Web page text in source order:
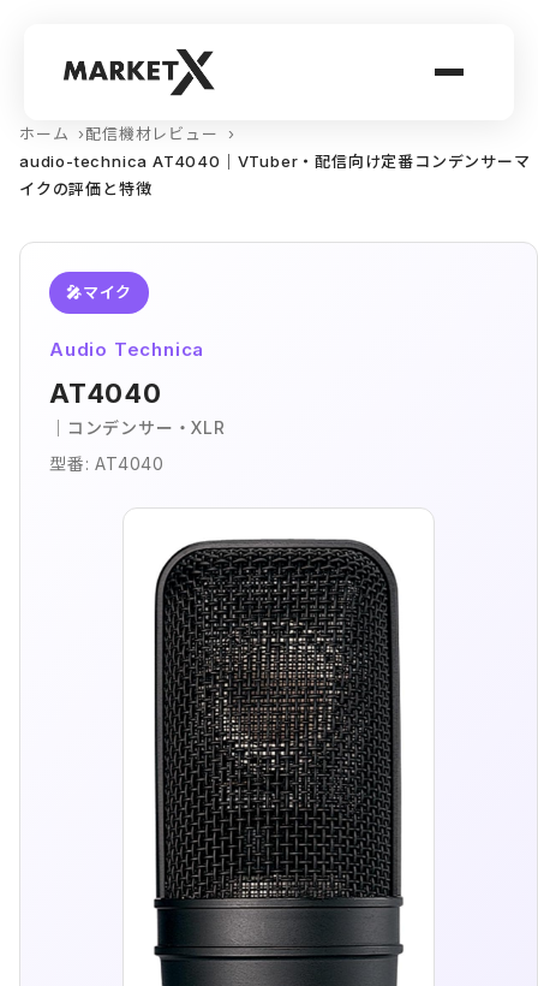
ホーム
配信機材レビュー
audio-technica AT4040｜VTuber・配信向け定番コンデンサーマ
イクの評価と特徴
🎤マイク
Audio Technica
AT4040
｜コンデンサー・XLR
型番: AT4040